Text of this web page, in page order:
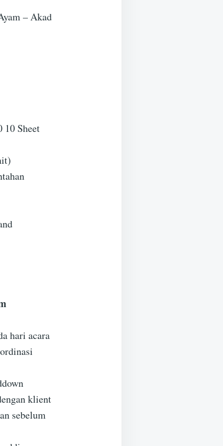
– Akad
10 Sheet
hari acara
klient
sebelum